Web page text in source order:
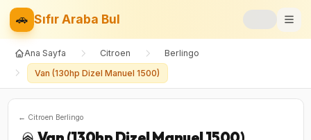
🚗 Sıfır Araba Bul
Markalar
Ana Sayfa Citroen
Berlingo
Van (130hp Dizel Manuel 1500)
← Citroen Berlingo